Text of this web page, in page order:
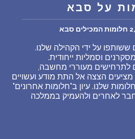
7
על סבא
על ידי הקהילה שלנו.
וסמליות ייחודית.
לתרחישים מעוררי מחשבה,
הצצה אל התת מודע ועשויים
שלנו. עיון ב"חלומות אחרונים"
לאחרים ולהעמיק בממלכה